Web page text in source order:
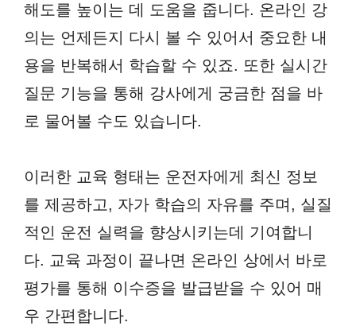
해도를 높이는 데 도움을 줍니다. 온라인 강
의는 언제든지 다시 볼 수 있어서 중요한 내
용을 반복해서 학습할 수 있죠. 또한 실시간
질문 기능을 통해 강사에게 궁금한 점을 바
로 물어볼 수도 있습니다.
이러한 교육 형태는 운전자에게 최신 정보
를 제공하고, 자가 학습의 자유를 주며, 실질
적인 운전 실력을 향상시키는데 기여합니
다. 교육 과정이 끝나면 온라인 상에서 바로
평가를 통해 이수증을 발급받을 수 있어 매
우 간편합니다.